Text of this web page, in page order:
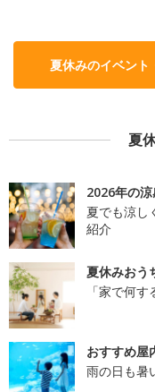
夏休みのイベント
夏
2026年の
夏でも涼し
紹介
夏休みおう
「家で何
おすすめ屋
雨の日も暑